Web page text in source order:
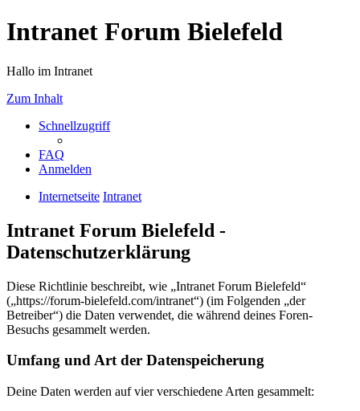
Intranet Forum Bielefeld
Hallo im Intranet
Zum Inhalt
Schnellzugriff
FAQ
Anmelden
Internetseite Intranet
Intranet Forum Bielefeld -
Datenschutzerklärung
Diese Richtlinie beschreibt, wie „Intranet Forum Bielefeld“
(„https://forum-bielefeld.com/intranet“) (im Folgenden „der
Betreiber“) die Daten verwendet, die während deines Foren-
Besuchs gesammelt werden.
Umfang und Art der Datenspeicherung
Deine Daten werden auf vier verschiedene Arten gesammelt: